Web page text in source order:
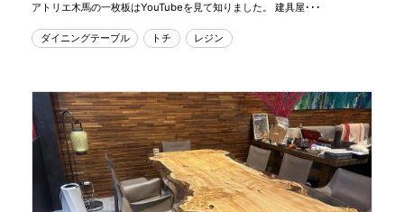
アトリエ木馬の一枚板はYouTubeを見て知りました。 建具屋･･･
ダイニングテーブル トチ レジン